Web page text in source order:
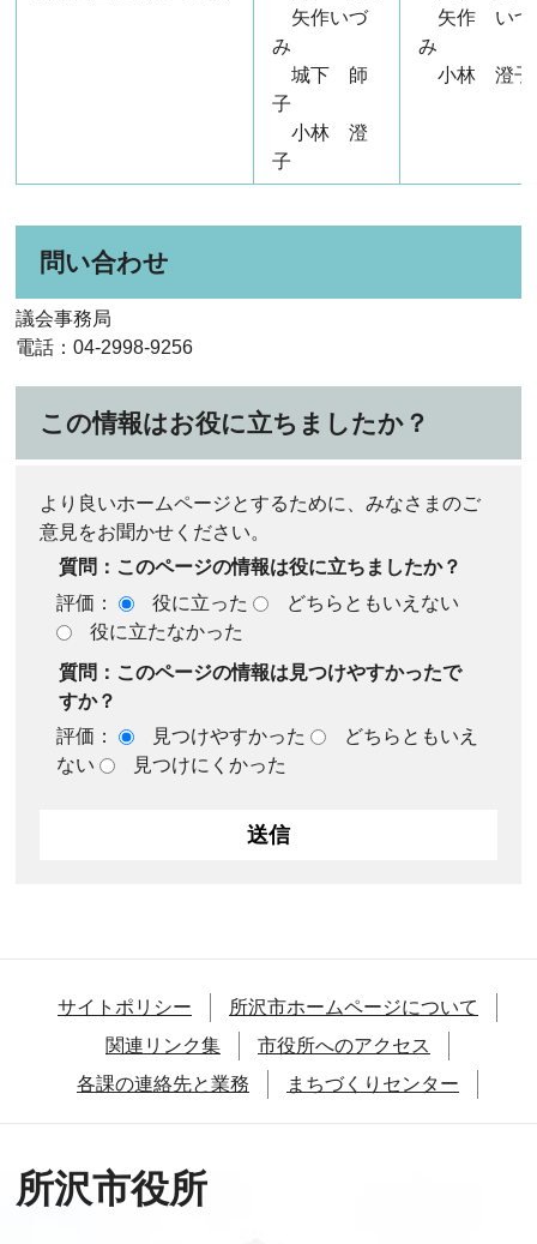
矢作いづ
み
城下 師
子
小林 澄
子
矢作 いづ
み
小林 澄子
問い合わせ
議会事務局
電話：04-2998-9256
この情報はお役に立ちましたか？
より良いホームページとするために、みなさまのご
意見をお聞かせください。
質問：このページの情報は役に立ちましたか？
評価：
役に立った
どちらともいえない
役に立たなかった
質問：このページの情報は見つけやすかったで
すか？
評価：
見つけやすかった
どちらともいえ
ない
見つけにくかった
サイトポリシー
所沢市ホームページについて
関連リンク集
市役所へのアクセス
各課の連絡先と業務
まちづくりセンター
所沢市役所